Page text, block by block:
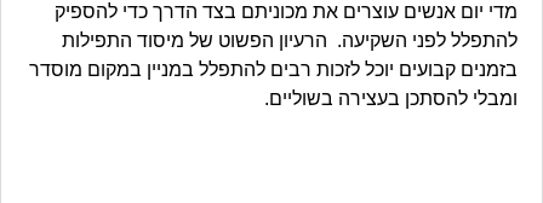
מדי יום אנשים עוצרים את מכוניתם בצד הדרך כדי להספיק
להתפלל לפני השקיעה. הרעיון הפשוט של מיסוד התפילות
בזמנים קבועים יוכל לזכות רבים להתפלל במניין במקום מוסדר
ומבלי להסתכן בעצירה בשוליים.